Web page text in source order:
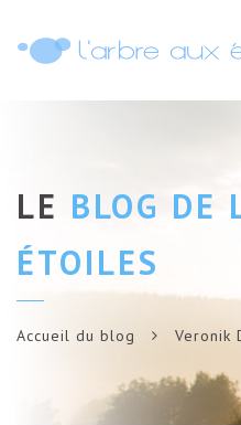
LE BLOG DE
ÉTOILES
Accueil du blog Veronik